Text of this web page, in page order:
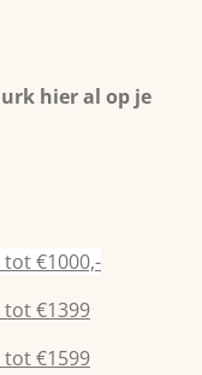
hier al op je
€1000,-
€1399
€1599